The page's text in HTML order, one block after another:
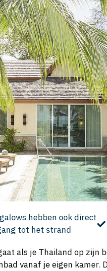
hebben ook direct
tot het strand
als je Thailand op zijn
vanaf je eigen kamer.